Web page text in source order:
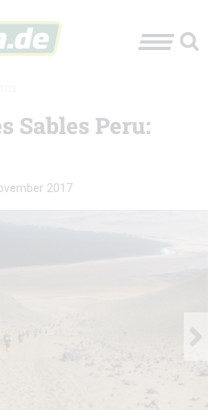
Sables Peru:
2017